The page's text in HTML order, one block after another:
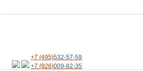
+7 (495)532-57-59
+7 (926)009-82-35